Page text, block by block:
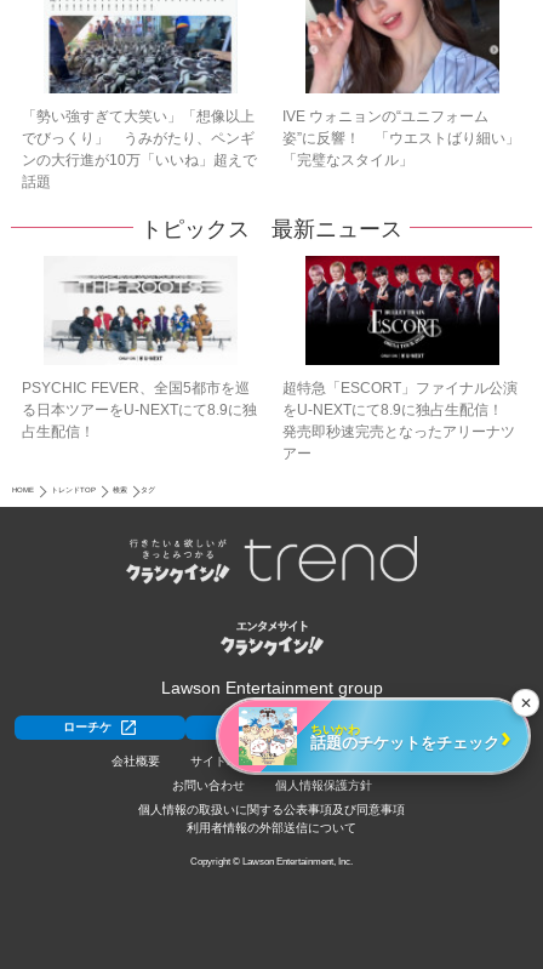
✕
ちいかわ
話題のチケットをチェック ›
「勢い強すぎて大笑い」「想像以上
でびっくり」 うみがたり、ペンギ
ンの大行進が10万「いいね」超えで
話題
IVE ウォニョンの“ユニフォーム
姿”に反響！ 「ウエストばり細い」
「完璧なスタイル」
トピックス 最新ニュース
PSYCHIC FEVER、全国5都市を巡
る日本ツアーをU‐NEXTにて8.9に独
占生配信！
超特急「ESCORT」ファイナル公演
をU-NEXTにて8.9に独占生配信！
発売即秒速完売となったアリーナツ
アー
HOME トレンドTOP 検索 タグ
Lawson Entertainment group
ローチケ ローチケ[旅行]
会社概要 サイトポリシー
お問い合わせ
個人情報保護方針
個人情報の取扱いに関する公表事項及び同意事項
利用者情報の外部送信について
Copyright © Lawson Entertainment, Inc.